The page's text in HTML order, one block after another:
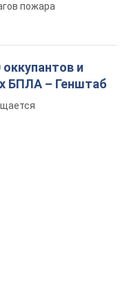
пожара
и
БПЛА – Генштаб